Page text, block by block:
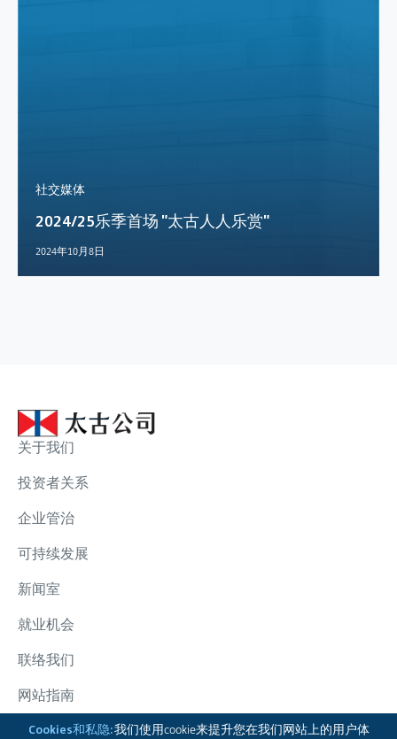
Cookies和私隐:我们使用cookie来提升您在我们网站上的用户体
社交媒体
2024/25乐季首场 "太古人人乐赏"
2024年10月8日
关于我们
投资者关系
企业管治
可持续发展
新闻室
就业机会
联络我们
网站指南
太古集团